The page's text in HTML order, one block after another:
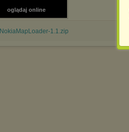
oglądaj online
NokiaMapLoader-1.1.zip